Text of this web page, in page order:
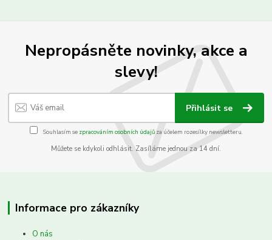
Nepropásněte novinky, akce a
slevy!
Přihlásit se
Souhlasím se zpracováním osobních údajůza účelem rozesílky newsletteru.
Můžete se kdykoli odhlásit. Zasíláme jednou za 14 dní.
Informace pro zákazníky
O nás